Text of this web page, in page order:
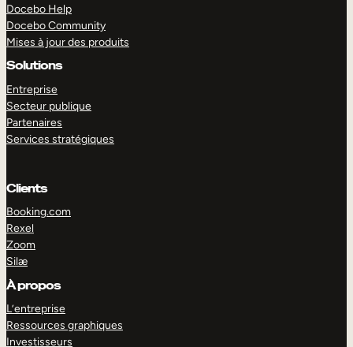
Docebo Help
Docebo Community
Mises à jour des produits
Solutions
Entreprise
Secteur publique
Partenaires
Services stratégiques
Clients
Booking.com
Rexel
Zoom
Silæ
À propos
L’entreprise
Ressources graphiques
Investisseurs